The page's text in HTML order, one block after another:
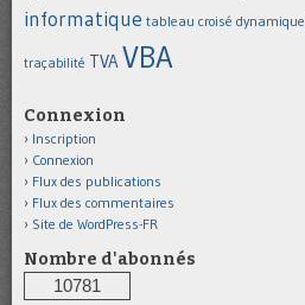
informatique tableau croisé dynamique
traçabilité TVAVBA
Connexion
Inscription
Connexion
Flux des publications
Flux des commentaires
Site de WordPress-FR
Nombre d'abonnés
10781